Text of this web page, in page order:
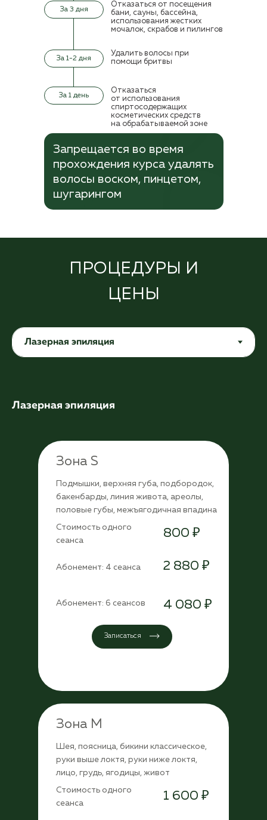
За 1-2 дня
За 3 дня
За 1 день
Отказаться от посещения
бани, сауны, бассейна,
использования жестких
мочалок, скрабов и пилингов
Отказаться
от использования
спиртосодержащих
косметических средств
на обрабатываемой зоне
Удалить волосы при
помощи бритвы
Запрещается во время
прохождения курса удалять
волосы воском, пинцетом,
шугарингом
ПРОЦЕДУРЫ И
ЦЕНЫ
Лазерная эпиляция
Записаться
Зона S
Подмышки, верхняя губа, подбородок,
бакенбарды, линия живота, ареолы,
половые губы, межъягодичная впадина
Стоимость одного
сеанса
800 ₽
Абонемент: 6 сеансов 4 080 ₽
Абонемент: 4 сеанса 2 880 ₽
Зона М
Шея, поясница, бикини классическое,
руки выше локтя, руки ниже локтя,
лицо, грудь, ягодицы, живот
Стоимость одного
сеанса
1 600 ₽